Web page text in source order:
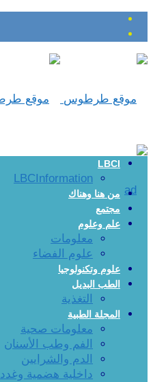
LBCI
LBCInformation
من هنا وهناك
مجتمع
علم وعلوم
معلومات
علوم الفضاء
علوم وتكنولوجيا
الطب البديل
التغذية
المجلة الطبية
معلومات صحية
الفم وطب الأسنان
الدم والشرايين
داخلية هضمية وغدد